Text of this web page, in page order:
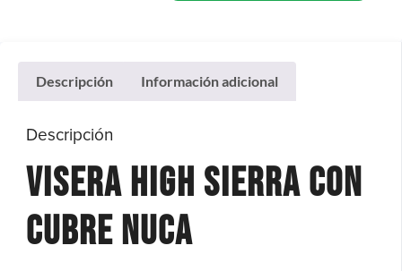
Descripción Información adicional
Descripción
Visera High Sierra con
Cubre Nuca